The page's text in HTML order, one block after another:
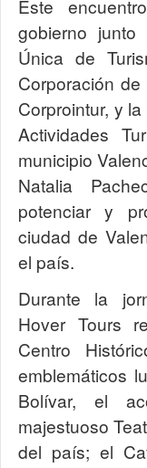
Este
gobierno junto
Única de
Corporación
Corprointur, y
Actividades
municipio
Natalia
potenciar y
ciudad de
el país.
Durante la
Hover Tours
Centro
emblemáticos
Bolívar, el
majestuoso
del país; el